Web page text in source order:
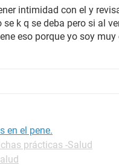
intimidad con el y
k q se deba pero si al
eso porque yo soy
en el pene.
prácticas -Salud